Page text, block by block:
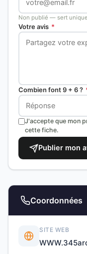
Non publié — sert
Votre avis *
Combien font 9 + 6 ?
J'accepte que mon
cette fiche.
Publier mon
Coordonnées
SITE WEB